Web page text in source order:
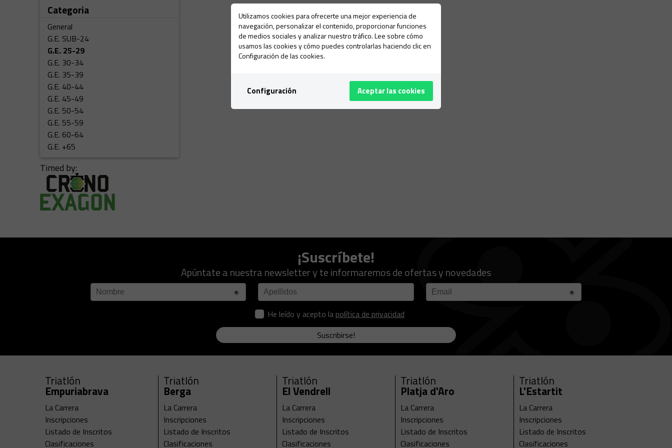
Categoria
General
G.E. SUB-24
G.E. 25-29
G.E. 30-34
G.E. 35-39
G.E. 40-44
G.E. 45-49
G.E. 50-54
G.E. 55-59
G.E. 60-64
G.E. +65
Timed by:
¡Suscríbete!
Apúntate a nuestra newsletter y te informaremos de ofertas y novedades
He leído y acepto la política de privacidad
Suscribirse!
Triatlón
Empuriabrava
La Carrera
Inscripciones
Listado de Inscritos
Clasificaciones
Triatlón
Berga
La Carrera
Inscripciones
Listado de Inscritos
Clasificaciones
Triatlón
El Vendrell
La Carrera
Inscripciones
Listado de Inscritos
Clasificaciones
Triatlón
Platja d'Aro
La Carrera
Inscripciones
Listado de Inscritos
Clasificaciones
Triatlón
L'Estartit
La Carrera
Inscripciones
Listado de Inscritos
Clasificaciones
Utilizamos cookies para ofrecerte una mejor experiencia de
navegación, personalizar el contenido, proporcionar funciones
de medios sociales y analizar nuestro tráfico. Lee sobre cómo
usamos las cookies y cómo puedes controlarlas haciendo clic en
Configuración de las cookies.
Configuración Aceptar las cookies